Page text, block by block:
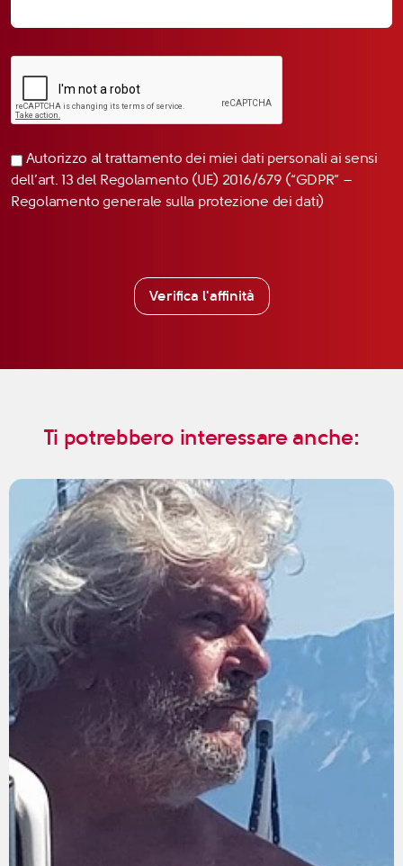
Autorizzo al trattamento dei miei dati personali ai sensi
dell’art. 13 del Regolamento (UE) 2016/679 (“GDPR” –
Regolamento generale sulla protezione dei dati)
Verifica l'affinità
Ti potrebbero interessare anche: